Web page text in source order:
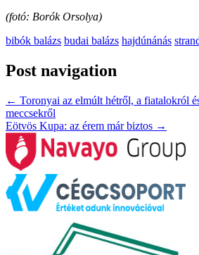
(fotó: Borók Orsolya)
bibók balázs budai balázs hajdúnánás
Post navigation
← Toronyai az elmúlt hétről, a fiatalokról
meccsekről
Eötvös Kupa: az érem már biztos →